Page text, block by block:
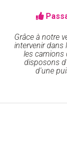
Grâce à notre
intervenir dans
les camions
disposons
d'une